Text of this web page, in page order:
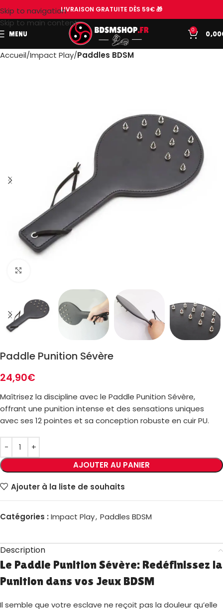
Skip to navigation
Skip to main content
LIVRAISON GRATUITE DÈS 59€ 🎁
MENU
0
0,00
Accueil Impact Play Paddles BDSM
Paddle Punition Sévère
24,90€
Maîtrisez la discipline avec le Paddle Punition Sévère,
offrant une punition intense et des sensations uniques
avec ses 12 pointes et sa conception robuste en cuir PU.
AJOUTER AU PANIER
Ajouter à la liste de souhaits
Catégories : Impact Play, Paddles BDSM
Description
Le Paddle Punition Sévère: Redéfinissez la
Punition dans vos Jeux BDSM
Il semble que votre esclave ne reçoit pas la douleur qu’elle